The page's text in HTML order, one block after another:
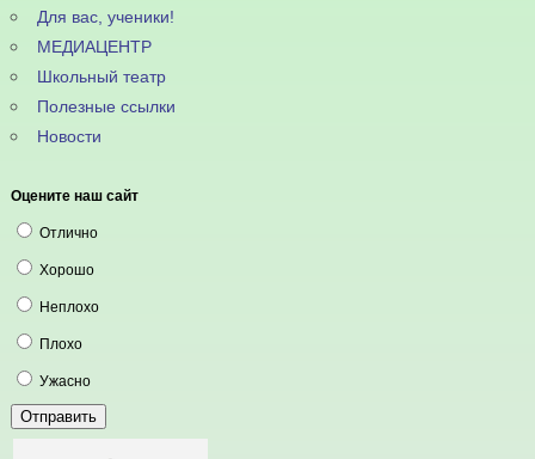
Для вас, ученики!
МЕДИАЦЕНТР
Школьный театр
Полезные ссылки
Новости
Оцените наш сайт
Отлично
Хорошо
Неплохо
Плохо
Ужасно